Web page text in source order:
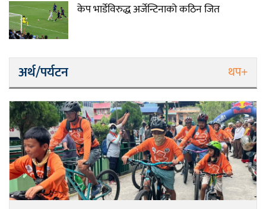
केप भार्डेविरुद्ध अर्जेन्टिनाको कठिन जित
अर्थ/पर्यटन थप+